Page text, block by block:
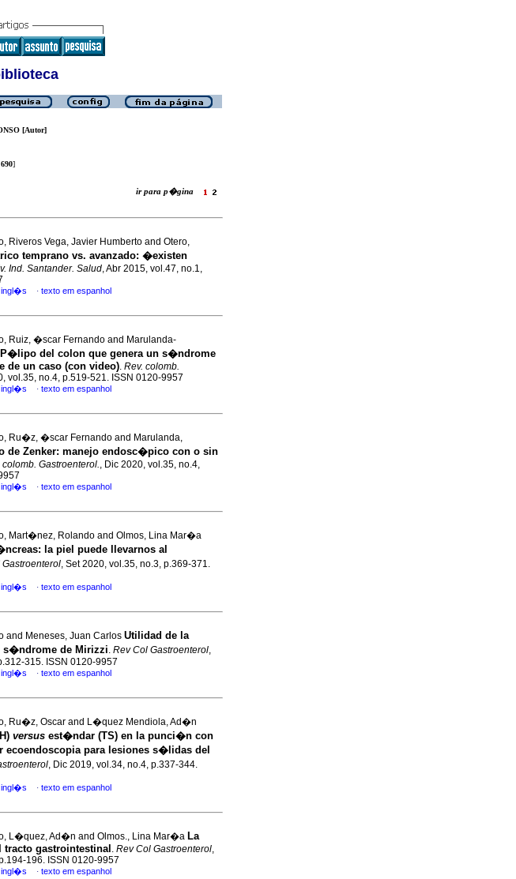
[Autor]
]
ir para p�gina
Riveros Vega, Javier Humberto and Otero,
temprano vs. avanzado: �existen
Ind. Santander. Salud, Abr 2015, vol.47, no.1,
ingl�s · texto em espanhol
Ruiz, �scar Fernando and Marulanda-
P�lipo del colon que genera un s�ndrome
de un caso (con video). Rev. colomb.
vol.35, no.4, p.519-521. ISSN 0120-9957
ingl�s · texto em espanhol
Ru�z, �scar Fernando and Marulanda,
de Zenker: manejo endosc�pico con o sin
colomb. Gastroenterol., Dic 2020, vol.35, no.4,
ingl�s · texto em espanhol
Mart�nez, Rolando and Olmos, Lina Mar�a
la piel puede llevarnos al
, Set 2020, vol.35, no.3, p.369-371.
ingl�s · texto em espanhol
Meneses, Juan Carlos Utilidad de la
s�ndrome de Mirizzi. Rev Col Gastroenterol,
315. ISSN 0120-9957
ingl�s · texto em espanhol
Ru�z, Oscar and L�quez Mendiola, Ad�n
versus est�ndar (TS) en la punci�n con
ecoendoscopia para lesiones s�lidas del
, Dic 2019, vol.34, no.4, p.337-344.
ingl�s · texto em espanhol
L�quez, Ad�n and Olmos., Lina Mar�a La
gastrointestinal . Rev Col Gastroenterol,
196. ISSN 0120-9957
ingl�s · texto em espanhol